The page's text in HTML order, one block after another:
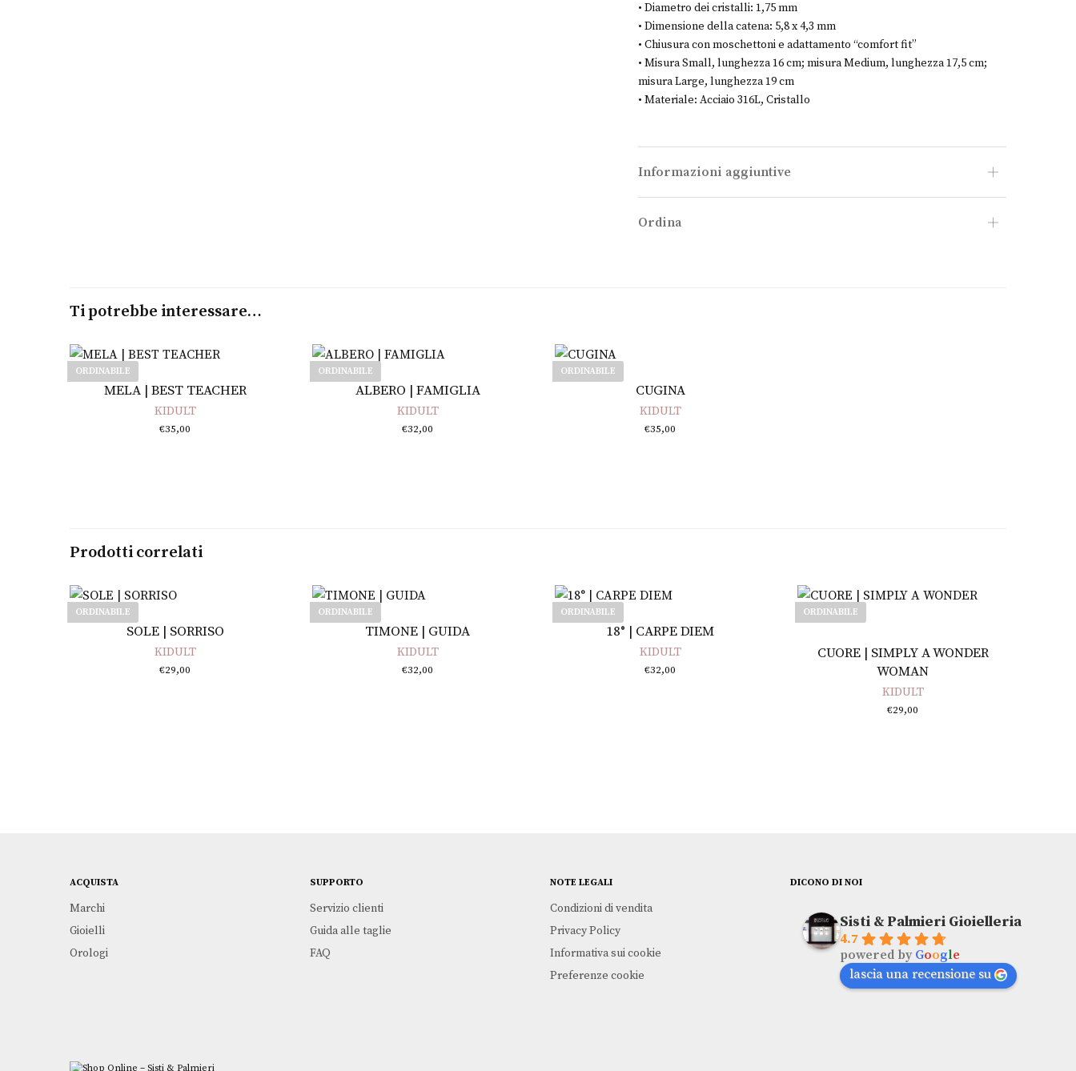
• Diametro dei cristalli: 1,75 mm
• Dimensione della catena: 5,8 x 4,3 mm
• Chiusura con moschettoni e adattamento “comfort fit”
• Misura Small, lunghezza 16 cm; misura Medium, lunghezza 17,5 cm;
misura Large, lunghezza 19 cm
• Materiale: Acciaio 316L, Cristallo
Informazioni aggiuntive
Ordina
Ti potrebbe interessare…
ORDINABILE
MELA | BEST TEACHER
KIDULT
€35,00
ORDINABILE
Leggi tutto
ALBERO | FAMIGLIA
KIDULT
€32,00
ORDINABILE
CUGINA
KIDULT
€35,00
Prodotti correlati
ORDINABILE
Leggi tutto
SOLE | SORRISO
KIDULT
€29,00
ORDINABILE
Leggi tutto
TIMONE | GUIDA
KIDULT
€32,00
ORDINABILE
18° | CARPE DIEM
KIDULT
€32,00
ORDINABILE
CUORE | SIMPLY A WONDER
WOMAN
KIDULT
€29,00
ACQUISTA
Marchi
Gioielli
Orologi
SUPPORTO
Servizio clienti
Guida alle taglie
FAQ
NOTE LEGALI
Condizioni di vendita
Privacy Policy
Informativa sui cookie
Preferenze cookie
DICONO DI NOI
Sisti & Palmieri Gioielleria
4.7
powered by Google
lascia una recensione su